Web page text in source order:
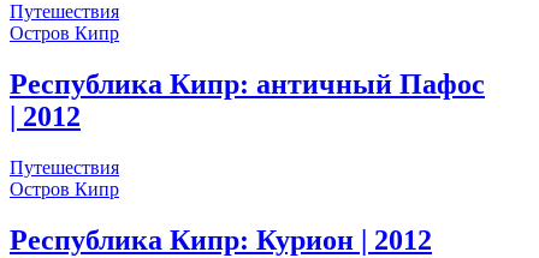
Путешествия
Остров Кипр
Республика Кипр: античный Пафос
| 2012
Путешествия
Остров Кипр
Республика Кипр: Курион | 2012